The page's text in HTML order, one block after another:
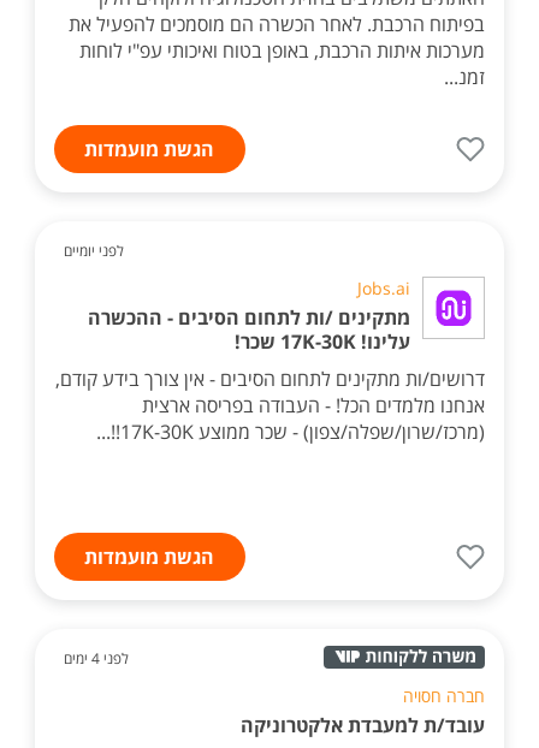
בפיתוח הרכבת. לאחר הכשרה הם מוסמכים להפעיל את
מערכות איתות הרכבת, באופן בטוח ואיכותי עפ"י לוחות
זמנ...
הגשת מועמדות
לפני יומיים
Jobs.ai
מתקינים /ות לתחום הסיבים - ההכשרה
עלינו! 17K-30K שכר!
דרושים/ות מתקינים לתחום הסיבים - אין צורך בידע קודם,
אנחנו מלמדים הכל! - העבודה בפריסה ארצית
(מרכז/שרון/שפלה/צפון) - שכר ממוצע 17K-30K!!...
הגשת מועמדות
לפני 4 ימים
חברה חסויה
עובד/ת למעבדת אלקטרוניקה